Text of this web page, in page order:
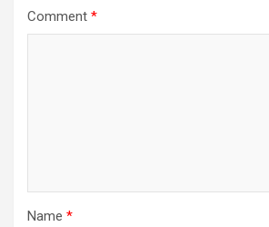
Comment *
Name *